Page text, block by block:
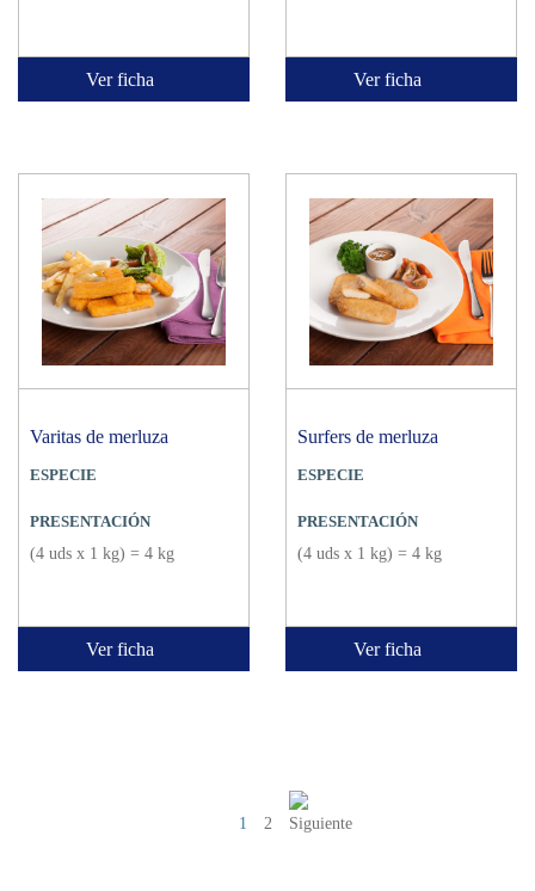
Ver ficha Ver ficha
Varitas de merluza
ESPECIE
PRESENTACIÓN
(4 uds x 1 kg) = 4 kg
Ver ficha
Surfers de merluza
ESPECIE
PRESENTACIÓN
(4 uds x 1 kg) = 4 kg
Ver ficha
1 2